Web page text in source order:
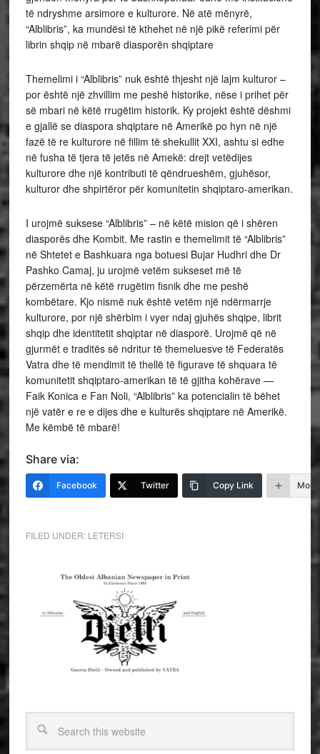
të ndryshme arsimore e kulturore. Në atë mënyrë,
“Alblibris”, ka mundësi të kthehet në një pikë referimi për
librin shqip në mbarë diasporën shqiptare
Themelimi i “Alblibris” nuk është thjesht një lajm kulturor –
por është një zhvillim me peshë historike, nëse i prihet për
së mbari në këtë rrugëtim historik. Ky projekt është dëshmi
e gjallë se diaspora shqiptare në Amerikë po hyn në një
fazë të re kulturore në fillim të shekullit XXI, ashtu si edhe
në fusha të tjera të jetës në Amekë: drejt vetëdijes
kulturore dhe një kontributi të qëndrueshëm, gjuhësor,
kulturor dhe shpirtëror për komunitetin shqiptaro-amerikan.
I urojmë suksese “Alblibris” – në këtë mision që i shëren
diasporës dhe Kombit. Me rastin e themelimit të “Alblibris”
në Shtetet e Bashkuara nga botuesi Bujar Hudhri dhe Dr
Pashko Camaj, ju urojmë vetëm sukseset më të
përzemërta në këtë rrugëtim fisnik dhe me peshë
kombëtare. Kjo nismë nuk është vetëm një ndërmarrje
kulturore, por një shërbim i vyer ndaj gjuhës shqipe, librit
shqip dhe identitetit shqiptar në diasporë. Urojmë që në
gjurmët e traditës së ndritur të themeluesve të Federatës
Vatra dhe të mendimit të thellë të figurave të shquara të
komunitetit shqiptaro-amerikan të të gjitha kohërave —
Faik Konica e Fan Noli, “Alblibris” ka potencialin të bëhet
një vatër e re e dijes dhe e kulturës shqiptare në Amerikë.
Me këmbë të mbarë!
Share via:
Facebook Twitter Copy Link More
FILED UNDER: LETERSI